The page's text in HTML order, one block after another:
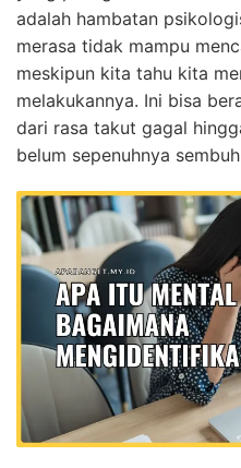
adalah hambatan
merasa tidak mampu
meskipun kita tahu kita
melakukannya. Ini bisa
dari rasa takut gagal
belum sepenuhnya